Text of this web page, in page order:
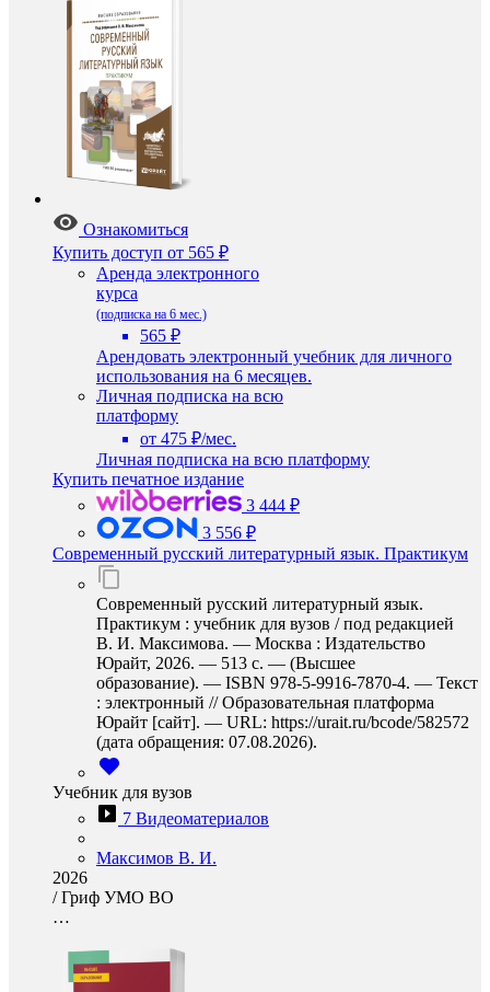
Ознакомиться
Купить доступ от 565 ₽
Аренда электронного
курса
(подписка на 6 мес.)
565 ₽
Арендовать электронный учебник для личного
использования на 6 месяцев.
Личная подписка на всю
платформу
от 475 ₽/мес.
Личная подписка на всю платформу
Купить печатное издание
3 444 ₽
3 556 ₽
Современный русский литературный язык. Практикум
Современный русский литературный язык.
Практикум : учебник для вузов / под редакцией
В. И. Максимова. — Москва : Издательство
Юрайт, 2026. — 513 с. — (Высшее
образование). — ISBN 978-5-9916-7870-4. — Текст
: электронный // Образовательная платформа
Юрайт [сайт]. — URL: https://urait.ru/bcode/582572
(дата обращения: 07.08.2026).
Учебник для вузов
7 Видеоматериалов
Максимов В. И.
2026
/Гриф УМО ВО
…